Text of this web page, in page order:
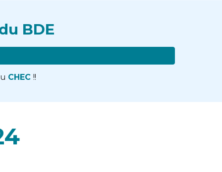
BDE
CHEC !!